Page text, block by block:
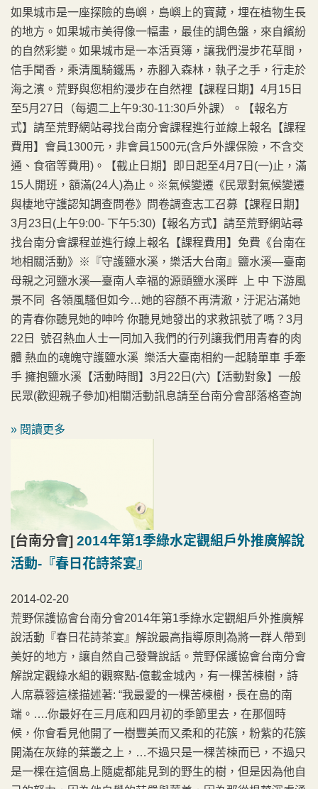
如果城市是一座探險的島嶼，島嶼上的寶藏，埋在植物生長
的地方。如果城市美得像一幅畫，最佳的調色盤，來自繽紛
的自然彩變。如果城市是一本活頁簿，讓我們漫步花草間，
信手聞香，乘清風騎鐵馬，赤腳入森林，執子之手，行走於
海之濱。荒野與您相約漫步在自然裡【課程日期】4月15日
至5月27日（每週二上午9:30-11:30戶外課）。【報名方
式】請至荒野網站尋找台南分會課程進行並線上報名【課程
費用】會員1300元，非會員1500元(含戶外課保險，不含交
通、食宿等費用)。【截止日期】即日起至4月7日(一)止，滿
15人開班，額滿(24人)為止。※氣候變遷《民眾對氣候變遷
與棲地守護認知調查問卷》問卷調查志工召募【課程日期】
3月23日(上午9:00- 下午5:30)【報名方式】請至荒野網站尋
找台南分會課程並進行線上報名【課程費用】免費《台南在
地相關活動》※『守護鹽水溪，樂活大台南』鹽水溪—臺南
母親之河鹽水溪—臺南人幸福的源頭鹽水溪畔 上 中 下游風
景不同 各領風騷但如今…她的容顏不再清澈，汙泥沾滿她
的青春你聽見她的呻吟 你聽見她發出的求救訊號了嗎？3月
22日 號召熱血人士一同加入我們的行列讓我們用青春的肉
體 熱血的魂魄守護鹽水溪 樂活大臺南相約一起騎單車 手牽
手 擁抱鹽水溪【活動時間】3月22日(六)【活動對象】一般
民眾(歡迎親子參加)相關活動訊息請至台南分會部落格查詢
» 閱讀更多
[台南分會] 2014年第1季綠水定觀組戶外推廣解說
活動-『春日花詩茶宴』
2014-02-20
荒野保護協會台南分會2014年第1季綠水定觀組戶外推廣解
說活動『春日花詩茶宴』解說最高指導原則為將一群人帶到
美好的地方，讓自然自己發聲說話。荒野保護協會台南分會
解說定觀綠水組的觀察點-億載金城內，有一棵苦楝樹，詩
人席慕蓉這樣描述著: “我最愛的一棵苦楝樹，長在島的南
端。….你最好在三月底和四月初的季節里去，在那個時
候，你會看見他開了一樹豐美而又柔和的花簇，粉紫的花簇
開滿在灰綠的葉叢之上，…不過只是一棵苦楝而已，不過只
是一棵在這個島上隨處都能見到的野生的樹，但是因為他自